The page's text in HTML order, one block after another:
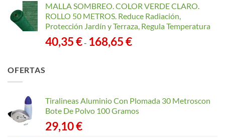
MALLA SOMBREO. COLOR VERDE CLARO.
ROLLO 50 METROS. Reduce Radiación,
Protección Jardín y Terraza, Regula Temperatura
40,35€- 168,65€Rango
168,65 €
OFERTAS
Tiralineas Aluminio Con Plomada 30 Metroscon
Bote De Polvo 100 Gramos
29,10€